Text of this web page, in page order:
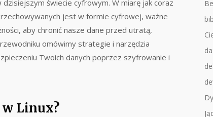
świecie cyfrowym. W miarę jak coraz
jest w formie cyfrowej, ważne
aby chronić nasze dane przed utratą,
omówimy strategie i narzędzia
Twoich danych poprzez szyfrowanie i
w Linux?